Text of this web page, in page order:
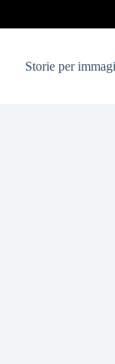
Storie per